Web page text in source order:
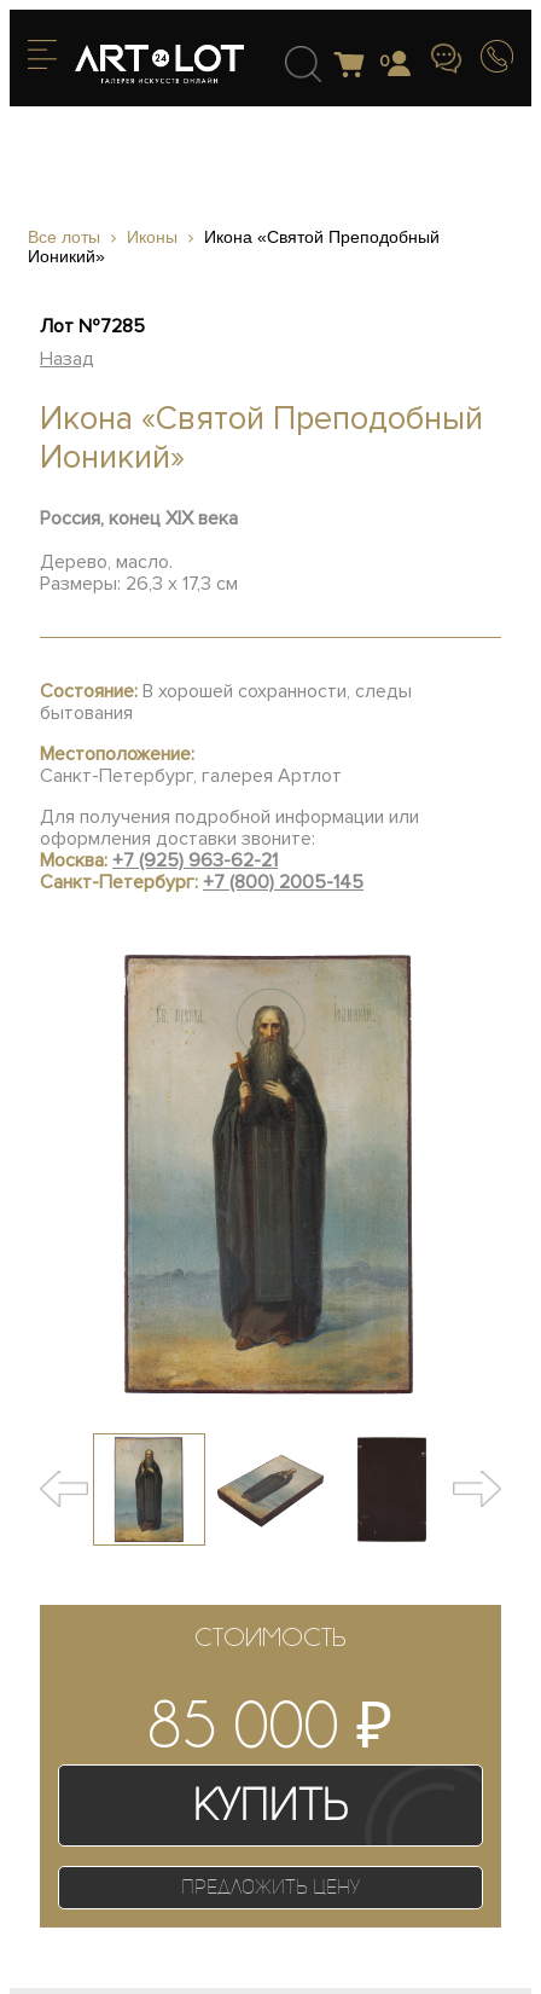
0
Все лоты Иконы
Икона «Святой Преподобный
Ионикий»
Лот №7285
Назад
Икона «Святой Преподобный
Ионикий»
Россия, конец XIX века
Дерево, масло.
Размеры: 26,3 х 17,3 см
Состояние: В хорошей сохранности, следы
бытования
Местоположение:
Санкт-Петербург, галерея Артлот
Для получения подробной информации или
оформления доставки звоните:
Москва:+7 (925) 963-62-21
Санкт-Петербург:+7 (800) 2005-145
СТОИМОСТЬ
85 000₽
Купить
Предложить цену